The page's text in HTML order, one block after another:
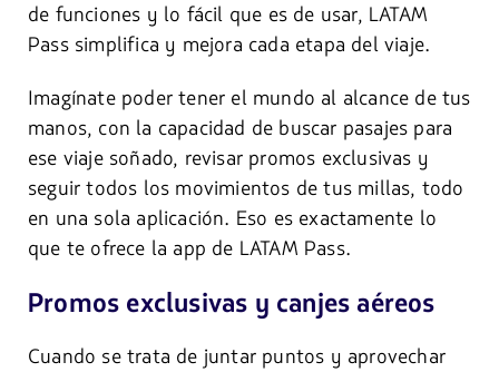
de funciones y lo fácil que es de usar, LATAM
Pass simplifica y mejora cada etapa del viaje.
Imagínate poder tener el mundo al alcance de tus
manos, con la capacidad de buscar pasajes para
ese viaje soñado, revisar promos exclusivas y
seguir todos los movimientos de tus millas, todo
en una sola aplicación. Eso es exactamente lo
que te ofrece la app de LATAM Pass.
Promos exclusivas y canjes aéreos
Cuando se trata de juntar puntos y aprovechar